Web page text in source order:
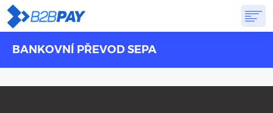
TIETOARATKAISUTVIRTUAALIPANKKIHINNOITTELU
BANKOVNÍ PŘEVOD SEPA